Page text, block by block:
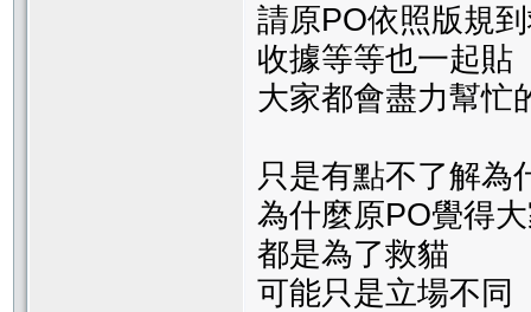
請原PO依照版規
收據等等也一起貼
大家都會盡力幫忙
只是有點不了解為
為什麼原PO覺得
都是為了救貓
可能只是立場不同